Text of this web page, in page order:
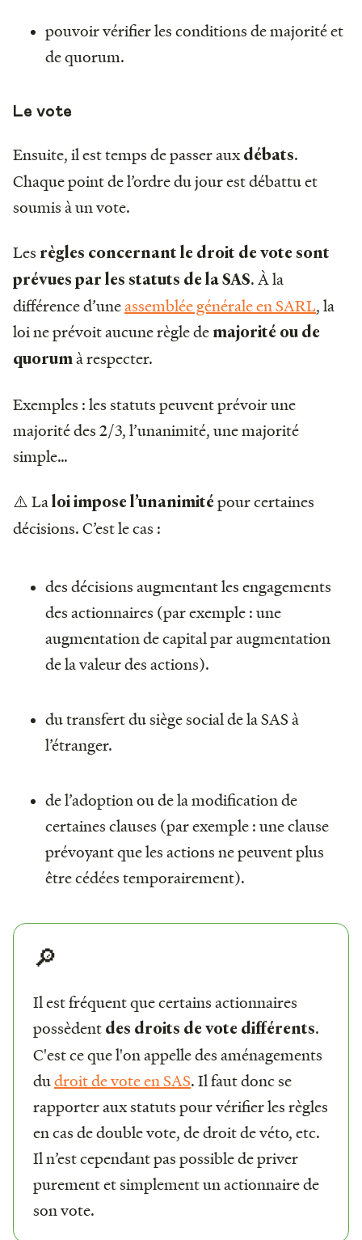
pouvoir vérifier les conditions de majorité et
de quorum.
Le vote
Ensuite, il est temps de passer auxdébats.
Chaque point de l’ordre du jour est débattu et
soumis à un vote.
Les règles concernant le droit de vote sont
prévues par les statuts de la SAS. À la
différence d’uneassemblée générale en SARL, la
loi ne prévoit aucune règle de majorité ou de
quorum à respecter.
Exemples : les statuts peuvent prévoir une
majorité des 2/3, l’unanimité, une majorité
simple…
⚠️ Laloi impose l’unanimitépour certaines
décisions. C’est le cas :
des décisions augmentant les engagements
des actionnaires (par exemple : une
augmentation de capital par augmentation
de la valeur des actions).
du transfert du siège social de la SAS à
l’étranger.
de l’adoption ou de la modification de
certaines clauses (par exemple : une clause
prévoyant que les actions ne peuvent plus
être cédées temporairement).
🔎
Il est fréquent que certains actionnaires
possèdent des droits de vote différents.
C'est ce que l'on appelle des aménagements
dudroit de vote en SAS. Il faut donc se
rapporter aux statuts pour vérifier les règles
en cas de double vote, de droit de véto, etc.
Il n’est cependant pas possible de priver
purement et simplement un actionnaire de
son vote.